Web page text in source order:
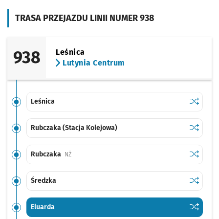
TRASA PRZEJAZDU LINII NUMER 938
938
Leśnica
Lutynia Centrum
Leśnica Sprawdź
Leśnica
Rubczaka (Stacja Kolejowa) Sprawdź
Rubczaka NŻPrzystanek na życzenie Sprawdź
Rubczaka
Średzka Sprawdź
Średzka
Eluarda Sprawdź
Eluarda